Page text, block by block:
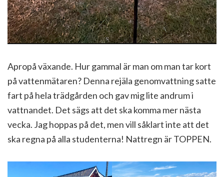
Apropå växande. Hur gammal är man om man tar kort
på vattenmätaren? Denna rejäla genomvattning satte
fart på hela trädgården och gav mig lite andrum i
vattnandet. Det sägs att det ska komma mer nästa
vecka. Jag hoppas på det, men vill såklart inte att det
ska regna på alla studenterna! Nattregn är TOPPEN.